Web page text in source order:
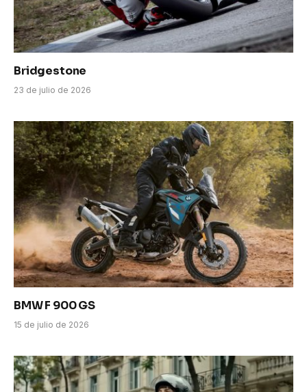
Bridgestone
23 de julio de 2026
BMW F 900 GS
15 de julio de 2026